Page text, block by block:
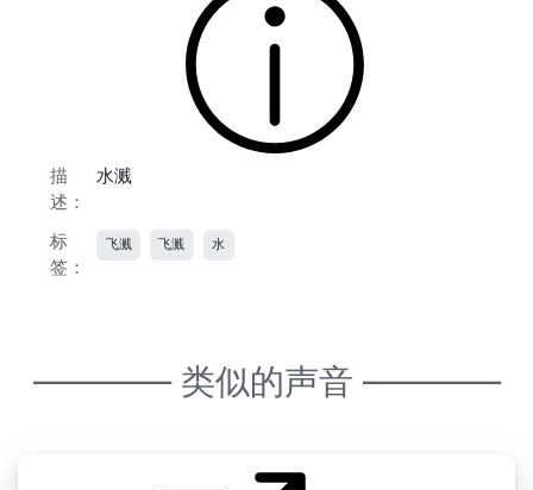
描
述：
水溅
标
签：
飞溅 飞溅 水
———— 类似的声音 ————